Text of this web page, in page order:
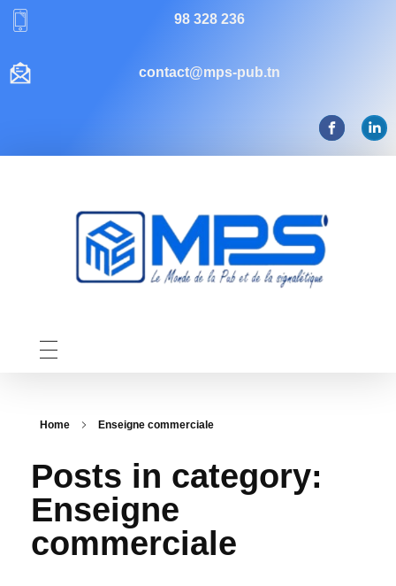
98 328 236
contact@mps-pub.tn
Home Enseigne commerciale
Posts in category:
Enseigne
commerciale